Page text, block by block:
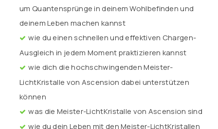
um Quantensprünge in deinem Wohlbefinden und
deinem Leben machen kannst
wie du einen schnellen und effektiven Chargen-
Ausgleich in jedem Moment praktizieren kannst
wie dich die hochschwingenden Meister-
LichtKristalle von Ascension dabei unterstützen
können
was die Meister-LichtKristalle von Ascension sind
wie du dein Leben mit den Meister-LichtKristallen